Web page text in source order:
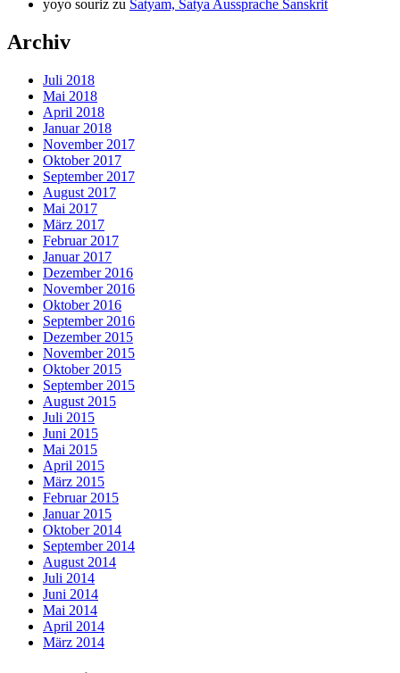
yoyo souriz zu Satyam, Satya Aussprache Sanskrit
Archiv
Juli 2018
Mai 2018
April 2018
Januar 2018
November 2017
Oktober 2017
September 2017
August 2017
Mai 2017
März 2017
Februar 2017
Januar 2017
Dezember 2016
November 2016
Oktober 2016
September 2016
Dezember 2015
November 2015
Oktober 2015
September 2015
August 2015
Juli 2015
Juni 2015
Mai 2015
April 2015
März 2015
Februar 2015
Januar 2015
Oktober 2014
September 2014
August 2014
Juli 2014
Juni 2014
Mai 2014
April 2014
März 2014